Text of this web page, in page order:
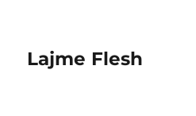
Lajme Flesh